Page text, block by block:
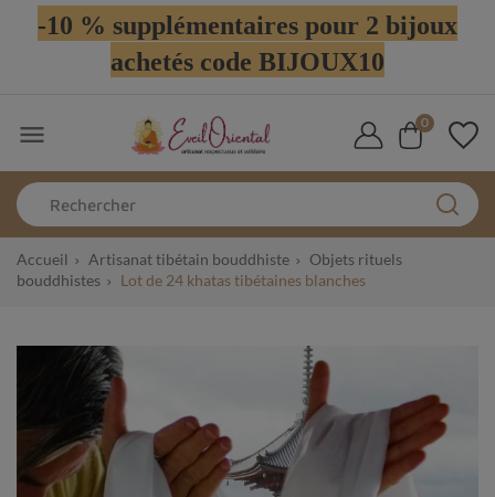
-10 % supplémentaires pour 2 bijoux
achetés code BIJOUX10
 0
Accueil Artisanat tibétain bouddhiste
Objets rituels
bouddhistes
Lot de 24 khatas tibétaines blanches